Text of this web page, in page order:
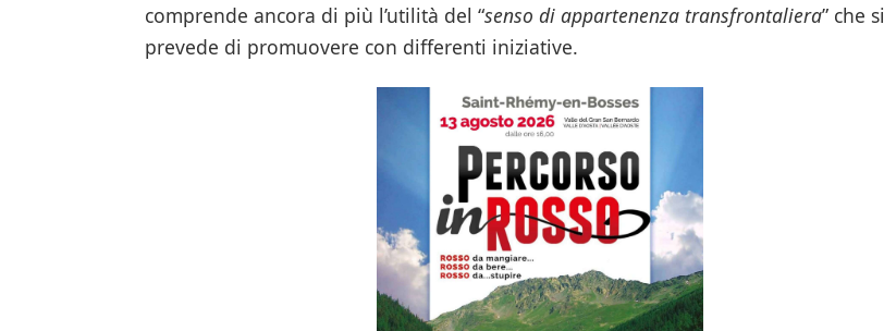
comprende ancora di più l’utilità del “senso di appartenenza transfrontaliera” che si
prevede di promuovere con differenti iniziative.